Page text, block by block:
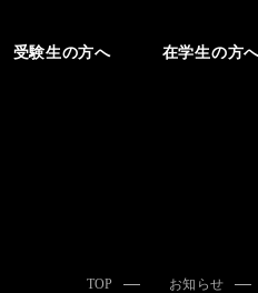
受験生の方へ 在学生の方
TOP お知らせ